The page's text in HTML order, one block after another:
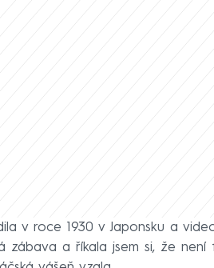
v roce 1930 v Japonsku a
zábava a říkala jsem si, že není